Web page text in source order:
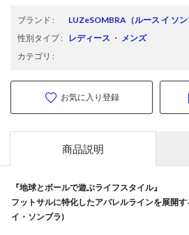
ブランド : LUZeSOMBRA （ルース イ ソン
性別タイプ: レディース ・ メンズ
カテゴリ :
お気に入り登録
商品説明
『地球とボールで遊ぶライフスタイル』
フットサルに特化したアパレルラインを展開
イ・ソンブラ)